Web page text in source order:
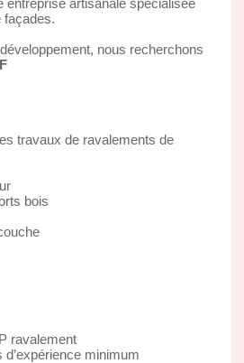
façades.
nous recherchons
travaux de ravalements de
bois
ravalement
minimum